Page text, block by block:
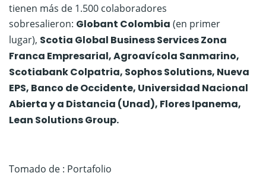
tienen más de 1.500 colaboradores
sobresalieron: Globant Colombia (en primer
lugar), Scotia Global Business Services Zona
Franca Empresarial, Agroavícola Sanmarino,
Scotiabank Colpatria, Sophos Solutions, Nueva
EPS, Banco de Occidente, Universidad Nacional
Abierta y a Distancia (Unad), Flores Ipanema,
Lean Solutions Group.
Tomado de : Portafolio